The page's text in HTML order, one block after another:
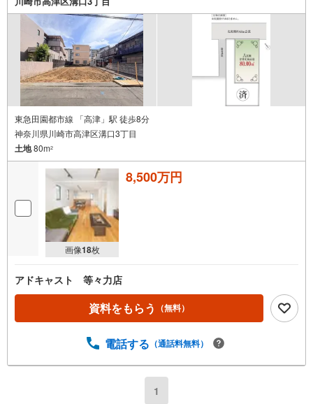
東急田園都市線 「高津」駅 徒歩8分
神奈川県川崎市高津区溝口3丁目
土地80m2
画像18枚
8,500万円
アドキャスト 等々力店
資料をもらう （無料）
電話する （通話料無料）
1